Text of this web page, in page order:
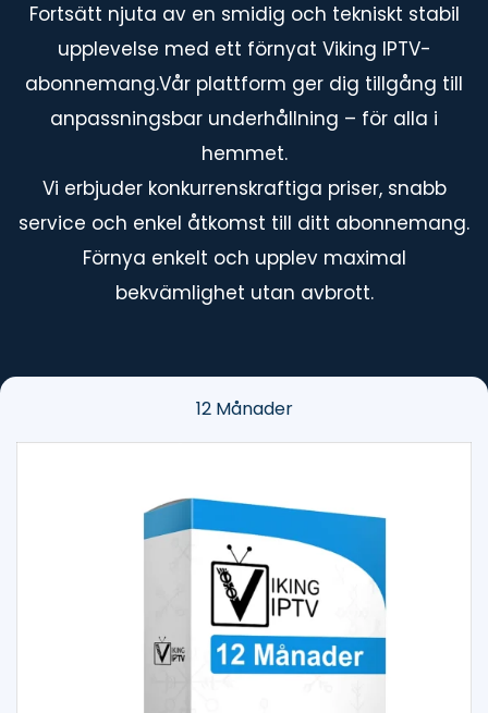
Fortsätt njuta av en smidig och tekniskt stabil
upplevelse med ett förnyat Viking IPTV-
abonnemang.Vår plattform ger dig tillgång till
anpassningsbar underhållning – för alla i
hemmet.
Vi erbjuder konkurrenskraftiga priser, snabb
service och enkel åtkomst till ditt abonnemang.
Förnya enkelt och upplev maximal
bekvämlighet utan avbrott.
12 Månader